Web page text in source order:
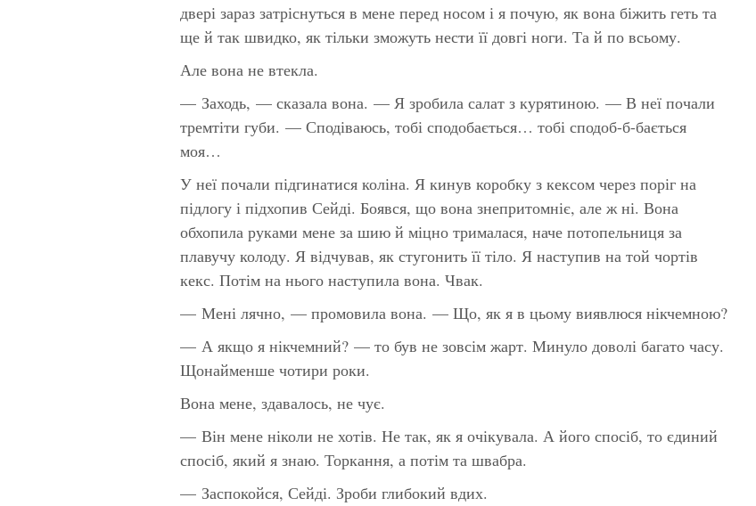
двері зараз затріснуться в мене перед носом і я почую, як вона біжить геть та
ще й так швидко, як тільки зможуть нести її довгі ноги. Та й по всьому.
Але вона не втекла.
— Заходь, — сказала вона. — Я зробила салат з курятиною. — В неї почали
тремтіти губи. — Сподіваюсь, тобі сподобається… тобі сподоб-б-бається
моя…
У неї почали підгинатися коліна. Я кинув коробку з кексом через поріг на
підлогу і підхопив Сейді. Боявся, що вона знепритомніє, але ж ні. Вона
обхопила руками мене за шию й міцно трималася, наче потопельниця за
плавучу колоду. Я відчував, як стугонить її тіло. Я наступив на той чортів
кекс. Потім на нього наступила вона. Чвак.
— Мені лячно, — промовила вона. — Що, як я в цьому виявлюся нікчемною?
— А якщо я нікчемний? — то був не зовсім жарт. Минуло доволі багато часу.
Щонайменше чотири роки.
Вона мене, здавалось, не чує.
— Він мене ніколи не хотів. Не так, як я очікувала. А його спосіб, то єдиний
спосіб, який я знаю. Торкання, а потім та швабра.
— Заспокойся, Сейді. Зроби глибокий вдих.